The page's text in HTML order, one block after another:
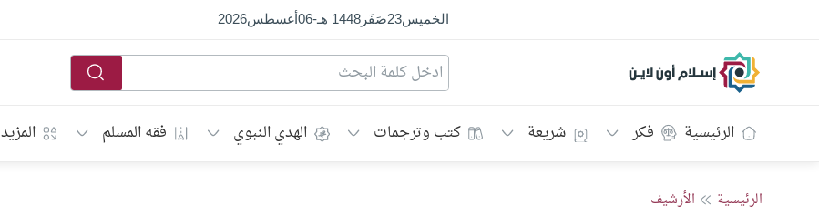
الخميس23صَفَر1448 هـ -
06أغسطس2026
إسلام أون لاين
الرئيسية فكر شريعة كتب وترجمات الهدي النبوي فقه المسلم المزيد
الرئيسية الأرشيف